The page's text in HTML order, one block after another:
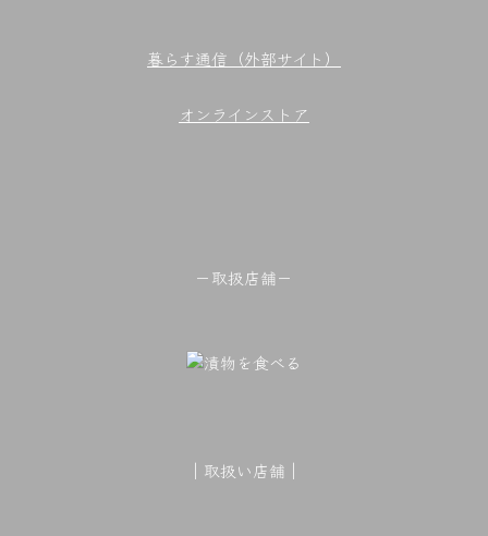
暮らす通信（外部サイト）
オンラインストア
－取扱店舗－
｜取扱い店舗｜